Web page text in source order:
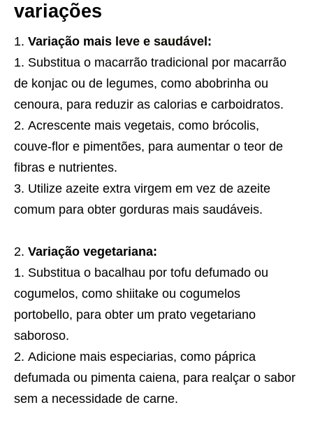
variações
Variação mais leve e saudável :
Substitua o macarrão tradicional por macarrão
de konjac ou de legumes, como abobrinha ou
cenoura, para reduzir as calorias e carboidratos.
Acrescente mais vegetais, como brócolis,
couve-flor e pimentões, para aumentar o teor de
fibras e nutrientes.
Utilize azeite extra virgem em vez de azeite
comum para obter gorduras mais saudáveis.
Variação vegetariana:
Substitua o bacalhau por tofu defumado ou
cogumelos, como shiitake ou cogumelos
portobello, para obter um prato vegetariano
saboroso.
Adicione mais especiarias, como páprica
defumada ou pimenta caiena, para realçar o sabor
sem a necessidade de carne.